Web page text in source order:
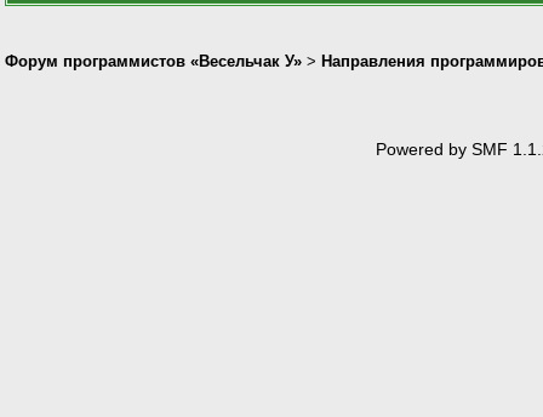
Форум программистов «Весельчак У» > Направления
Powered by SMF